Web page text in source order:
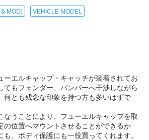
MOD) VEHICLE MODEL
ーエルキャップ・キャッチが装着されてお
てもフェンダー、バンパーへ干渉しながら
何とも残念な印象を持つ方も多いはずで
なうことにより、フューエルキャップを取
の位置へマウントさせることができるか
も、ボディ保護にも一役買ってくれます。